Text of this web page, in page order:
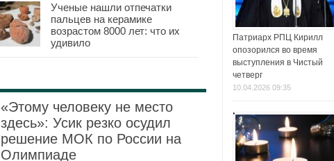
Ученые нашли отпечатки
пальцев на керамике
возрастом 8000 лет: что их
удивило
«Этому человеку не место
здесь»: Усик резко осудил
решение МОК по России на
Олимпиаде
Патриарх РПЦ Кирилл
опозорился во время
выступления в Чистый
четверг
10.04.2026 09:35